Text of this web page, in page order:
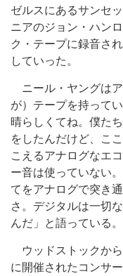
ゼルスにあるサンセ
ニアのジョン・ハン
ク・テープに録音さ
していった。
ニール・ヤングは
が）テープを持って
晴らしくてね。僕た
をしたんだけど、こ
こえるアナログなエ
ー音は使っていない
てをアナログで突き
さ。デジタルは一切
んだ」と語っている。
ウッドストックから
に開催されたコンサ